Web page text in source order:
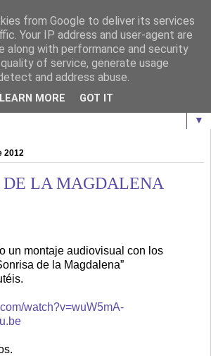
literaria de sensaciones y riesgo.
las consecuencias.
▼
2012
DE LA MAGDALENA
un montaje audiovisual con los
de la Magdalena”
watch?v=wuW5mA-
from Google to deliver its services
Your IP address and user-agent are
along with performance and security
of service, generate usage
and address abuse.
LEARN MORE GOT IT